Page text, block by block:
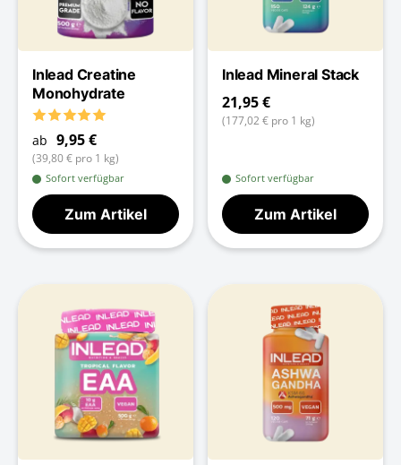
Inlead Creatine
Monohydrate
ab 9,95 €
(39,80 € pro 1 kg)
Sofort verfügbar
Zum Artikel
Inlead Mineral Stack
21,95 €
(177,02 € pro 1 kg)
Sofort verfügbar
Zum Artikel